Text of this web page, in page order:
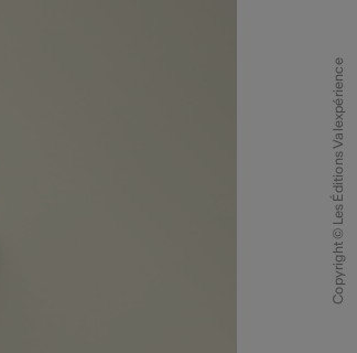
Copyright © Les Éditions Valexpérience